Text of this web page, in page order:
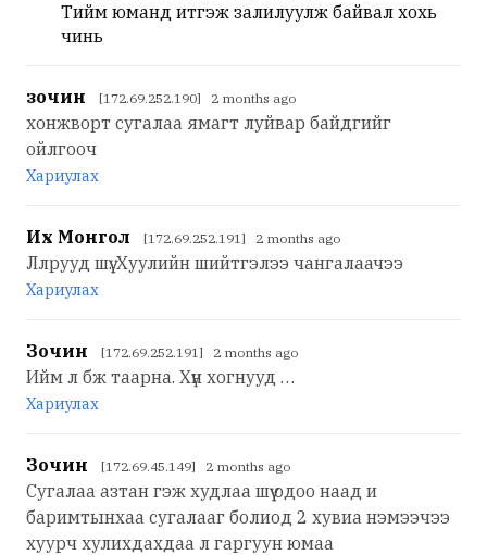
Тийм юманд итгэж залилуулж байвал хохь
чинь
зочин [172.69.252.190] 2 months ago
хонжворт сугалаа ямагт луйвар байдгийг
ойлгооч
Хариулах
Их Монгол [172.69.252.191] 2 months ago
Ллрууд шүү. Хуулийн шийтгэлээ чангалаачээ
Хариулах
Зочин [172.69.252.191] 2 months ago
Ийм л бж таарна. Хүн хогнууд …
Хариулах
Зочин [172.69.45.149] 2 months ago
Сугалаа азтан гэж худлаа шүү одоо наад и
баримтынхаа сугалааг болиод 2 хувиа нэмээчээ
хуурч хулихдахдаа л гаргуун юмаа